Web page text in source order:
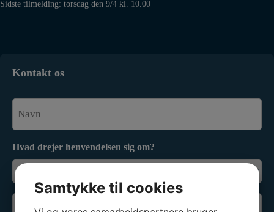
Sidste tilmelding: torsdag den 9/4 kl. 10.00
Kontakt os
Hvad drejer henvendelsen sig om?
Samtykke til cookies